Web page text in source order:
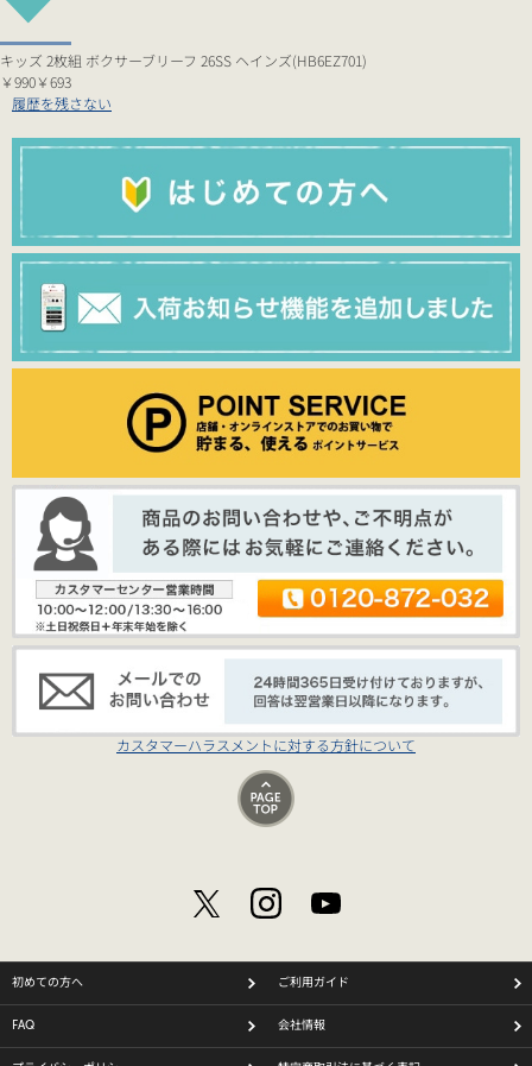
キッズ 2枚組 ボクサーブリーフ 26SS ヘインズ(HB6EZ701)
￥990￥693
履歴を残さない
カスタマーハラスメントに対する方針について
初めての方へ ご利用ガイド
FAQ 会社情報